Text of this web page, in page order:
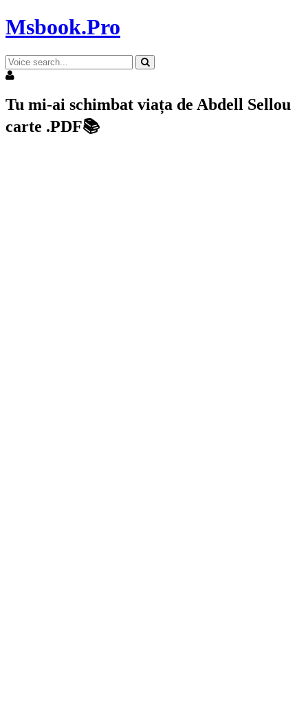
Msbook.Pro
Tu mi-ai schimbat viața de Abdell Sellou
carte .PDF📚